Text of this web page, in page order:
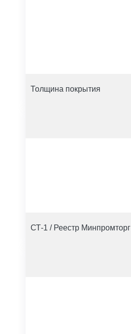
Толщина покрытия
СТ-1 / Реестр Минпромторг